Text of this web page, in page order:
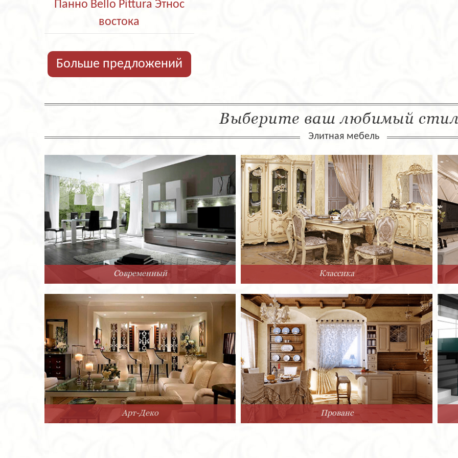
Панно Bello Pittura Этнос
востока
Больше предложений
Выберите ваш любимый
Элитная мебель
Современный Классика
Арт-Деко Прованс